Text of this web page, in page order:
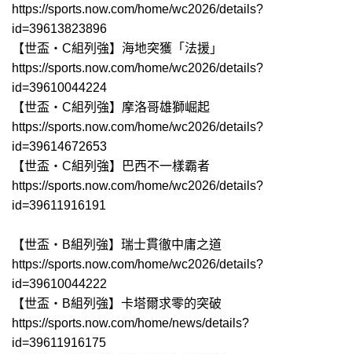
https://sports.now.com/home/wc2026/details?
id=39613823896
【世盃‧C組列強】海地突獲「法援」
https://sports.now.com/home/wc2026/details?
id=39610044224
【世盃‧C組列強】摩洛哥雄獅崛起
https://sports.now.com/home/wc2026/details?
id=39614672653
【世盃‧C組列強】巴西不一樣霸者
https://sports.now.com/home/wc2026/details?
id=39611916191
【世盃‧B組列強】瑞士貫徹中庸之道
https://sports.now.com/home/wc2026/details?
id=39610044222
【世盃‧B組列強】卡塔爾求零的突破
https://sports.now.com/home/news/details?
id=39611916175